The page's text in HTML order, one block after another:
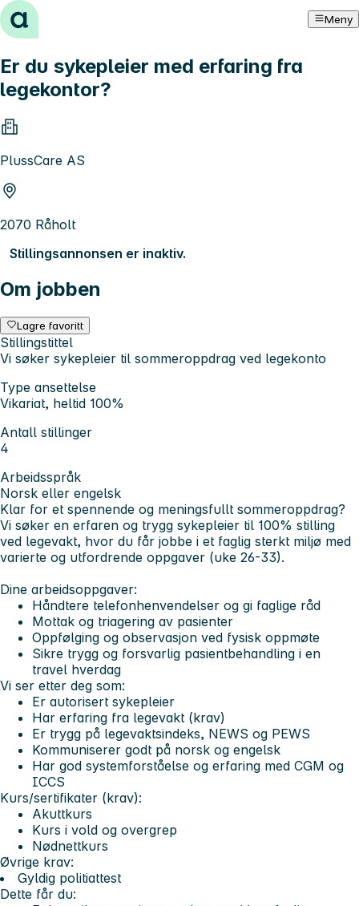
Hopp til innhold Meny
Er du sykepleier med erfaring fra
legekontor?
PlussCare AS
2070 Råholt
Stillingsannonsen er inaktiv.
Om jobben
Lagre favoritt
Stillingstittel
Vi søker sykepleier til sommeroppdrag ved legekonto
Type ansettelse
Vikariat, heltid 100%
Antall stillinger
4
Arbeidsspråk
Norsk eller engelsk
Klar for et spennende og meningsfullt sommeroppdrag?
Vi søker en erfaren og trygg sykepleier til 100% stilling
ved legevakt, hvor du får jobbe i et faglig sterkt miljø med
varierte og utfordrende oppgaver (uke 26-33).
Dine arbeidsoppgaver:
Håndtere telefonhenvendelser og gi faglige råd
Mottak og triagering av pasienter
Oppfølging og observasjon ved fysisk oppmøte
Sikre trygg og forsvarlig pasientbehandling i en
travel hverdag
Vi ser etter deg som:
Er autorisert sykepleier
Har erfaring fra legevakt (krav)
Er trygg på legevaktsindeks, NEWS og PEWS
Kommuniserer godt på norsk og engelsk
Har god systemforståelse og erfaring med CGM og
ICCS
Kurs/sertifikater (krav):
Akuttkurs
Kurs i vold og overgrep
Nødnettkurs
Øvrige krav:
Gyldig politiattest
Dette får du: